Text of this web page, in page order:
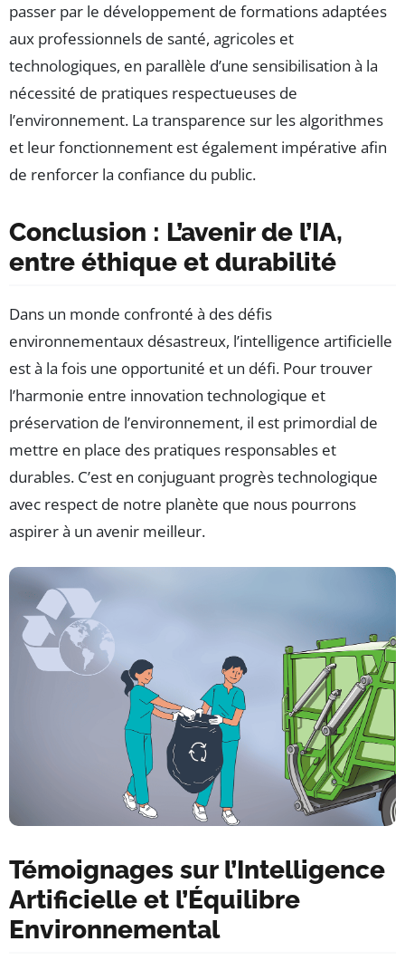
passer par le développement de formations adaptées
aux professionnels de santé, agricoles et
technologiques, en parallèle d’une sensibilisation à la
nécessité de pratiques respectueuses de
l’environnement. La transparence sur les algorithmes
et leur fonctionnement est également impérative afin
de renforcer la confiance du public.
Conclusion : L’avenir de l’IA,
entre éthique et durabilité
Dans un monde confronté à des défis
environnementaux désastreux, l’intelligence artificielle
est à la fois une opportunité et un défi. Pour trouver
l’harmonie entre innovation technologique et
préservation de l’environnement, il est primordial de
mettre en place des pratiques responsables et
durables. C’est en conjuguant progrès technologique
avec respect de notre planète que nous pourrons
aspirer à un avenir meilleur.
Témoignages sur l’Intelligence
Artificielle et l’Équilibre
Environnemental